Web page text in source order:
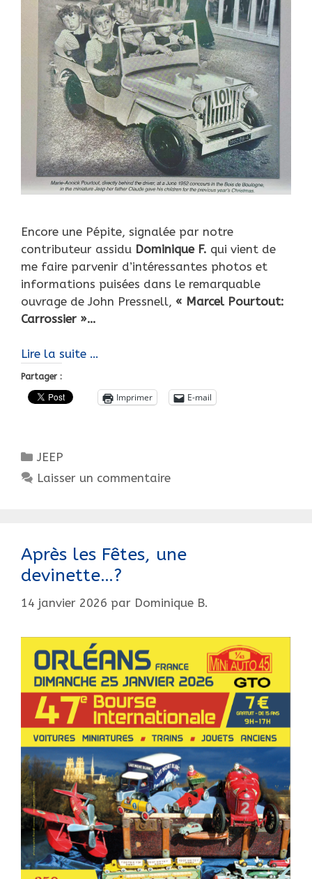
Encore une Pépite, signalée par notre
contributeur assidu Dominique F. qui vient de
me faire parvenir d’intéressantes photos et
informations puisées dans le remarquable
ouvrage de John Pressnell, « Marcel Pourtout:
Carrossier »…
Lire la suite …
à
pédales
par
Partager :
Imprimer E-mail
Catégories
JEEP
Laisser un commentaire
Après les Fêtes, une
devinette…?
14 janvier 2026 par Dominique B.